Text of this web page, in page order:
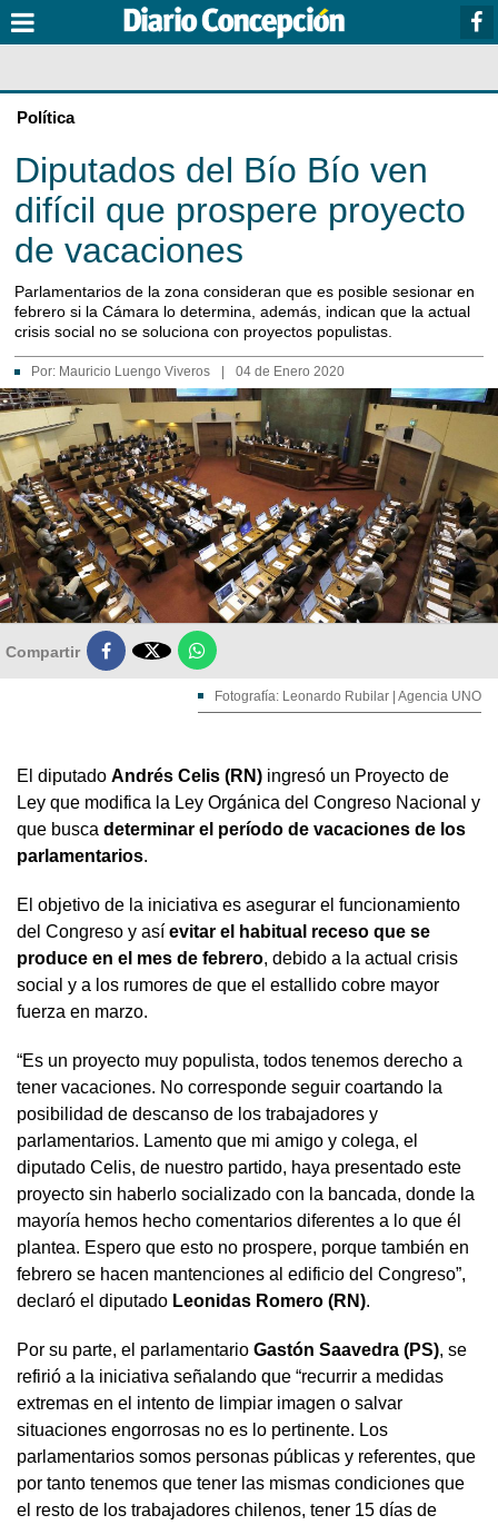
Política
Diputados del Bío Bío ven
difícil que prospere proyecto
de vacaciones
Parlamentarios de la zona consideran que es posible sesionar en
febrero si la Cámara lo determina, además, indican que la actual
crisis social no se soluciona con proyectos populistas.
Por: Mauricio Luengo Viveros 04 de Enero 2020
Compartir 
Fotografía: Leonardo Rubilar | Agencia UNO
El diputado Andrés Celis (RN) ingresó un Proyecto de
Ley que modifica la Ley Orgánica del Congreso Nacional y
que busca determinar el período de vacaciones de los
parlamentarios.
El objetivo de la iniciativa es asegurar el funcionamiento
del Congreso y así evitar el habitual receso que se
produce en el mes de febrero, debido a la actual crisis
social y a los rumores de que el estallido cobre mayor
fuerza en marzo.
“Es un proyecto muy populista, todos tenemos derecho a
tener vacaciones. No corresponde seguir coartando la
posibilidad de descanso de los trabajadores y
parlamentarios. Lamento que mi amigo y colega, el
diputado Celis, de nuestro partido, haya presentado este
proyecto sin haberlo socializado con la bancada, donde la
mayoría hemos hecho comentarios diferentes a lo que él
plantea. Espero que esto no prospere, porque también en
febrero se hacen mantenciones al edificio del Congreso”,
declaró el diputado Leonidas Romero (RN).
Por su parte, el parlamentario Gastón Saavedra (PS), se
refirió a la iniciativa señalando que “recurrir a medidas
extremas en el intento de limpiar imagen o salvar
situaciones engorrosas no es lo pertinente. Los
parlamentarios somos personas públicas y referentes, que
por tanto tenemos que tener las mismas condiciones que
el resto de los trabajadores chilenos, tener 15 días de